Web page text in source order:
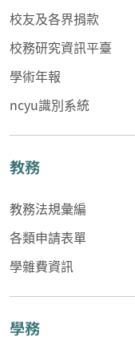
校友及各界捐款
校務研究資訊平臺
學術年報
ncyu識別系統
教務
教務法規彙編
各類申請表單
學雜費資訊
學務